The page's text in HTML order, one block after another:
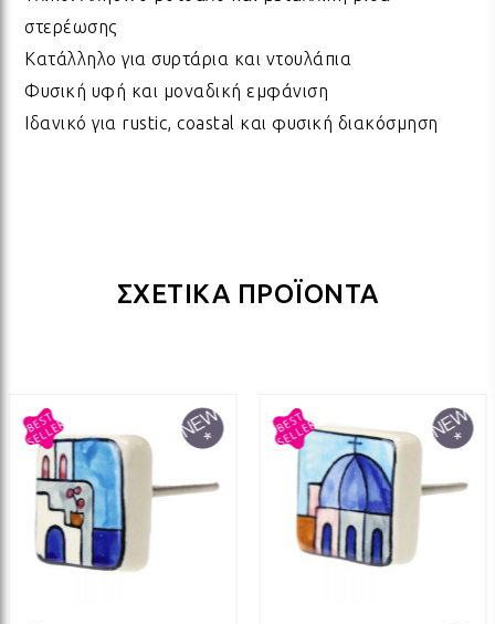
στερέωσης
Κατάλληλο για συρτάρια και ντουλάπια
Φυσική υφή και μοναδική εμφάνιση
Ιδανικό για rustic, coastal και φυσική διακόσμηση
ΣΧΕΤΙΚΑ ΠΡΟΪΟΝΤΑ